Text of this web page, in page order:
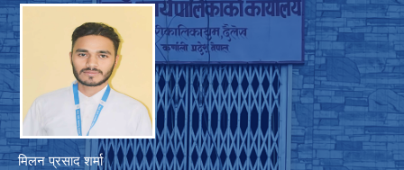
मिलन प्रसाद शर्मा